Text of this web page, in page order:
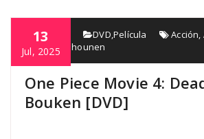
13
Jul, 2025
AlfGama DVD,Película Acción,
Fantasía
Shounen
One Piece Movie 4:
Bouken [DVD]